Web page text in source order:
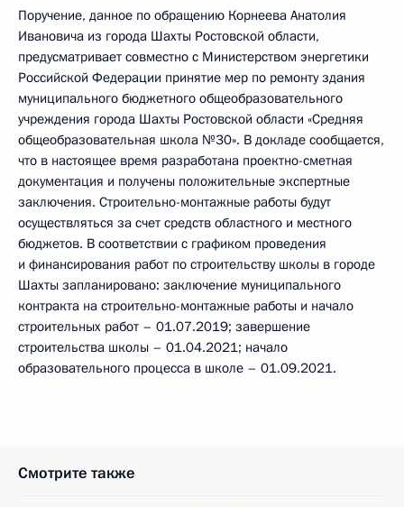
Поручение, данное по обращению Корнеева Анатолия
Ивановича из города Шахты Ростовской области,
предусматривает совместно с Министерством энергетики
Российской Федерации принятие мер по ремонту здания
муниципального бюджетного общеобразовательного
учреждения города Шахты Ростовской области «Средняя
общеобразовательная школа №30». В докладе сообщается,
что в настоящее время разработана проектно-сметная
документация и получены положительные экспертные
заключения. Строительно-монтажные работы будут
осуществляться за счет средств областного и местного
бюджетов. В соответствии с графиком проведения
и финансирования работ по строительству школы в городе
Шахты запланировано: заключение муниципального
контракта на строительно-монтажные работы и начало
строительных работ – 01.07.2019; завершение
строительства школы – 01.04.2021; начало
образовательного процесса в школе – 01.09.2021.
Смотрите также